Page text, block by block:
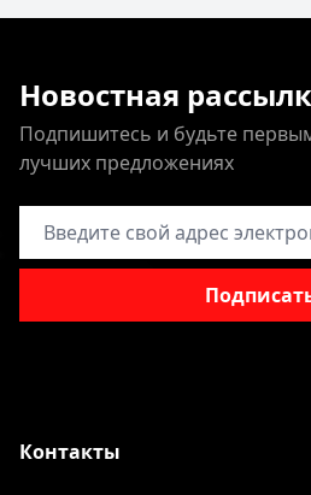
Новостная
Подпишитесь и будьте
лучших предложениях
Адрес электронной почты
Контакты